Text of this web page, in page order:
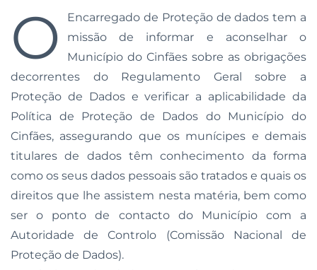
O
Encarregado de Proteção de dados tem a
missão de informar e aconselhar o
Município do Cinfães sobre as obrigações
decorrentes do Regulamento Geral sobre a
Proteção de Dados e verificar a aplicabilidade da
Política de Proteção de Dados do Município do
Cinfães, assegurando que os munícipes e demais
titulares de dados têm conhecimento da forma
como os seus dados pessoais são tratados e quais os
direitos que lhe assistem nesta matéria, bem como
ser o ponto de contacto do Município com a
Autoridade de Controlo (Comissão Nacional de
Proteção de Dados).